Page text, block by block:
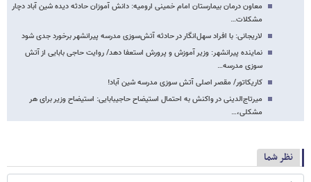
معاون درمان بیمارستان امام خمینی ارومیه: دانش آموزان حادثه دیده شین آباد دچار
مشکلات…
لاریجانی: با افراد سهل‌انگار در حادثه آتش‌سوزی مدرسه پیرانشهر برخورد جدی شود
نماینده پیرانشهر: وزیر آموزش و پرورش استعفا دهد/ روایت حاجی بابایی از آتش
سوزی مدرسه…
کاریکاتور/ مقصر اصلی آتش سوزی مدرسه شین آباد!
میرتاج‌الدینی در واکنش به احتمال استیضاح حاجی​بابایی: استیضاح وزیر برای هر
مشکلی،…
نظر شما